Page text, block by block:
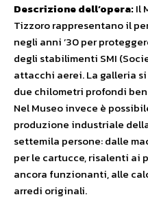
Descrizione dell’opera:Il
Tizzoro rappresentano il
negli anni ’30 per
degli stabilimenti SMI
attacchi aerei. La galleria
due chilometri profondi
Nel Museo invece è
produzione industriale
settemila persone: dalle
per le cartucce, risalenti ai
ancora funzionanti, alle
arredi originali.